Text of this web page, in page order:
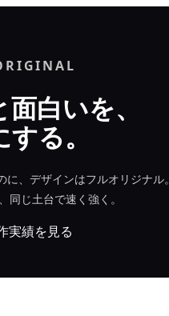
白いを、
る。
に、デザインはフルオリジナル。
同じ土台で速く強く。
実績を見る